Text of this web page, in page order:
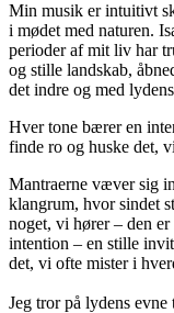
Min musik er intuitivt
i mødet med naturen.
perioder af mit liv har
og stille landskab,
det indre og med
Hver tone bærer en
finde ro og huske det,
Mantraerne væver sig
klangrum, hvor sindet
noget, vi hører – den
intention – en stille
det, vi ofte mister i
Jeg tror på lydens